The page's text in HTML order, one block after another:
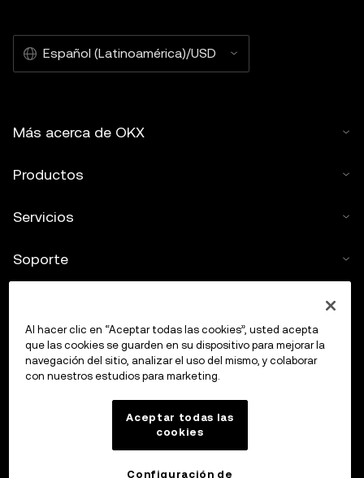
Español (Latinoamérica)/USD
Más acerca de OKX
Productos
Servicios
Soporte
Calculadora de criptomonedas
Al hacer clic en “Aceptar todas las cookies”, usted acepta
que las cookies se guarden en su dispositivo para mejorar la
navegación del sitio, analizar el uso del mismo, y colaborar
con nuestros estudios para marketing.
Aceptar todas las
cookies
Configuración de